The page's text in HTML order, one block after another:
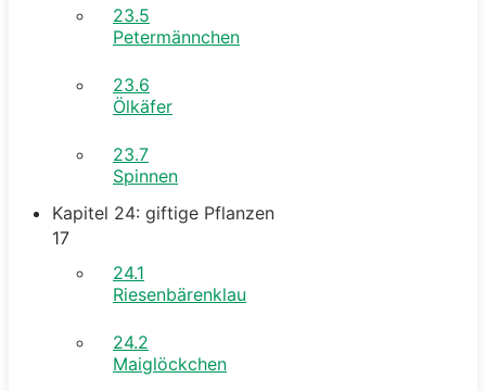
23.5
Petermännchen
23.6
Ölkäfer
23.7
Spinnen
Kapitel 24: giftige Pflanzen
17
24.1
Riesenbärenklau
24.2
Maiglöckchen